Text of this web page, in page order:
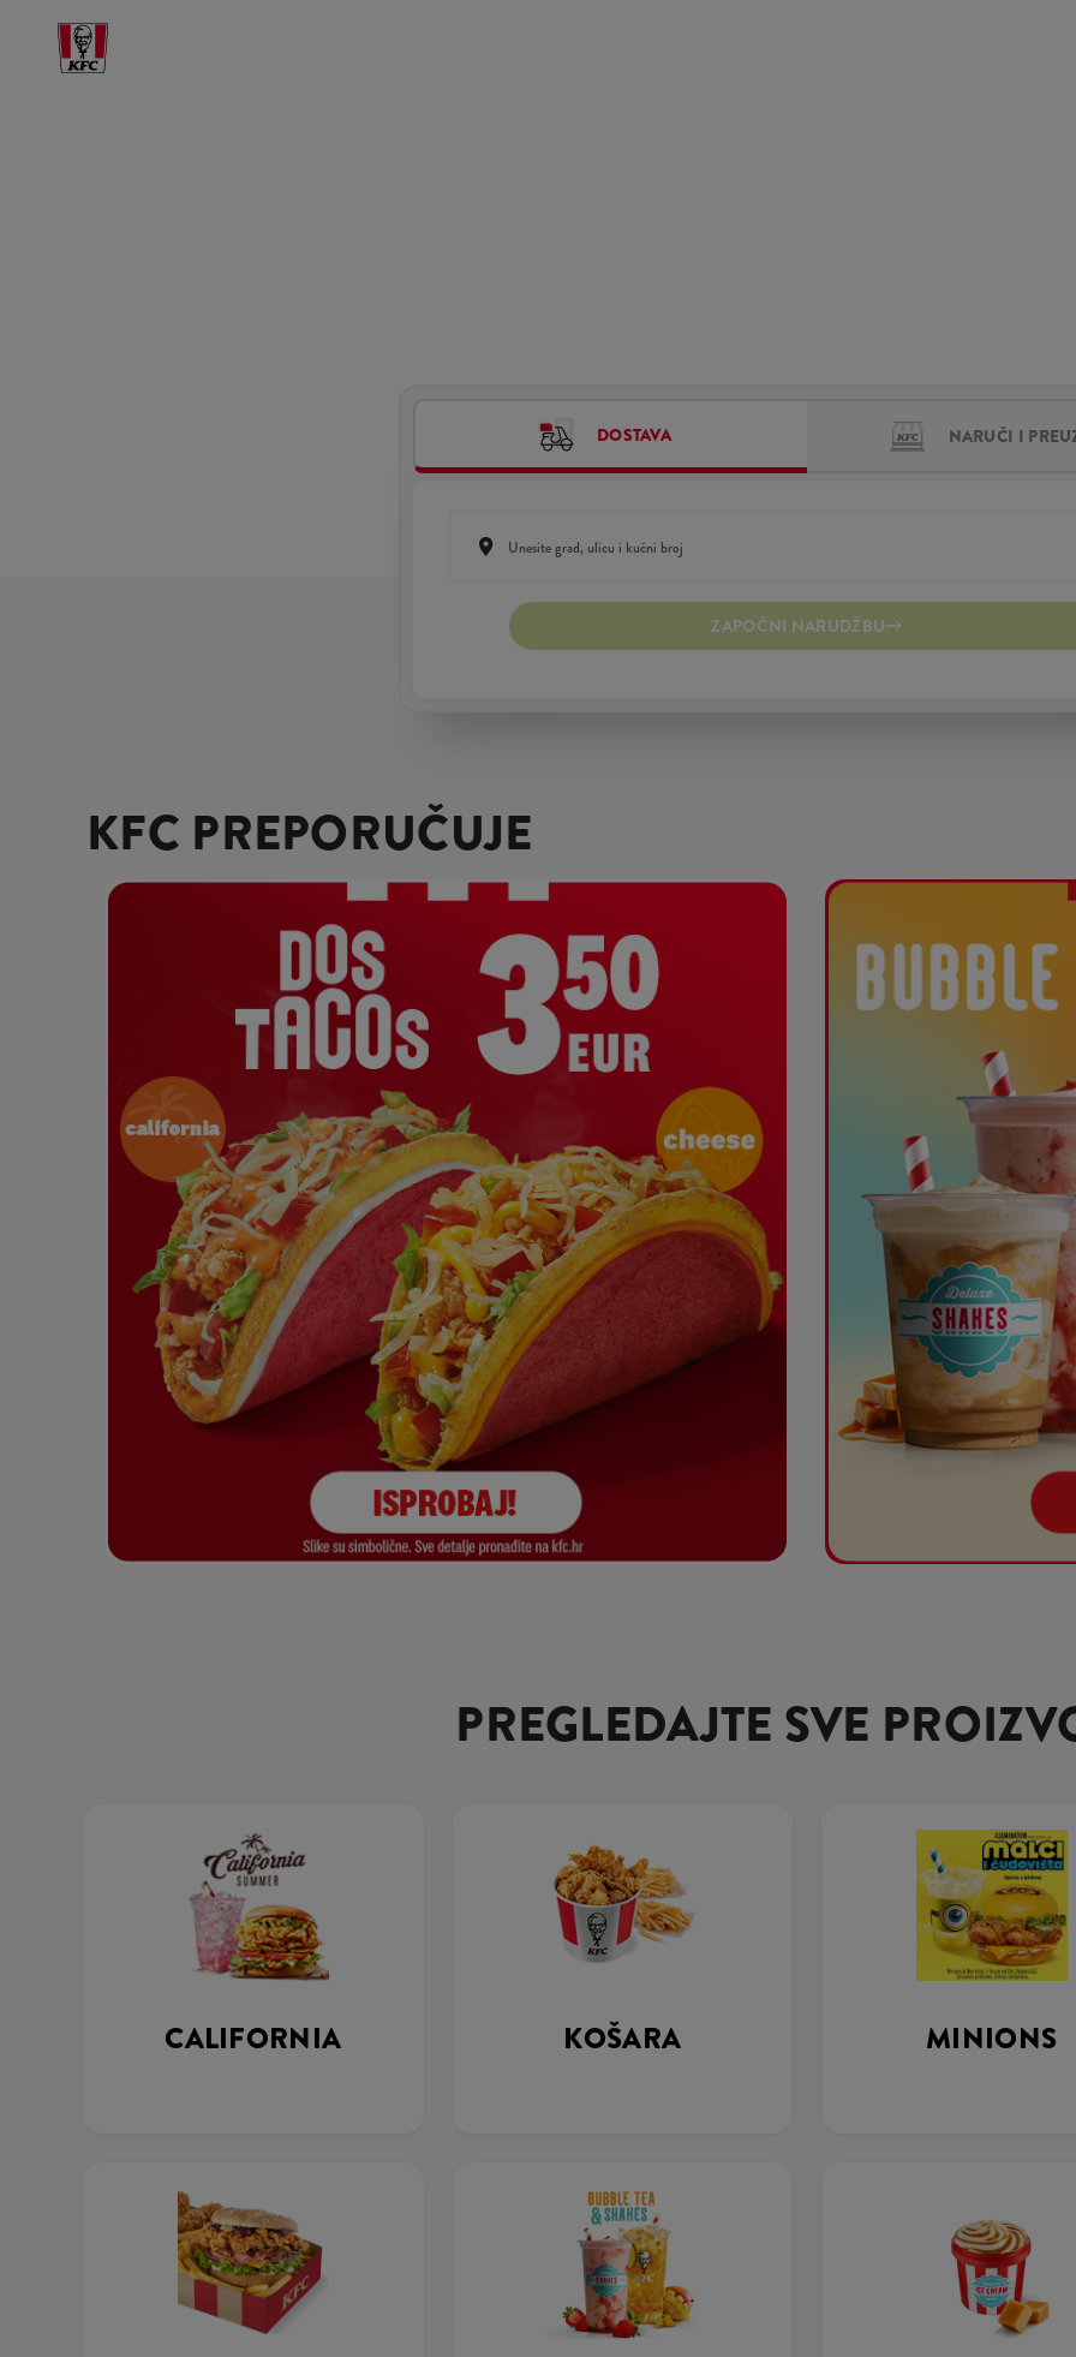
DOSTAVA NARUČI I
ZAPOČNI NARUDŽBU
KFC PREPORUČUJE
PREGLEDAJTE SVE
CALIFORNIA KOŠARA MINIONS